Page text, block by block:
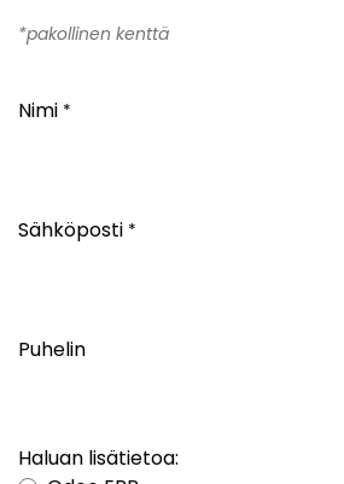
*pakollinen kenttä
Nimi *
Sähköposti *
Puhelin
Haluan lisätietoa: